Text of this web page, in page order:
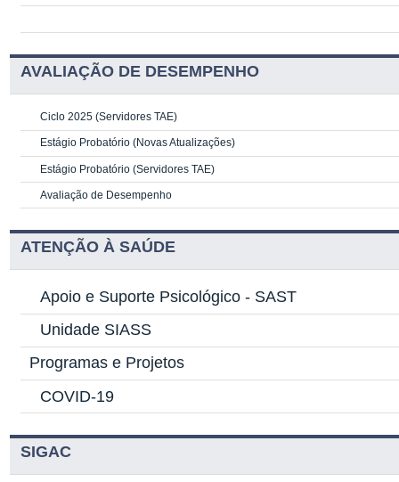
AVALIAÇÃO DE DESEMPENHO
Ciclo 2025 (Servidores TAE)
Estágio Probatório (Novas Atualizações)
Estágio Probatório (Servidores TAE)
Avaliação de Desempenho
ATENÇÃO À SAÚDE
Apoio e Suporte Psicológico - SAST
Unidade SIASS
Programas e Projetos
COVID-19
SIGAC